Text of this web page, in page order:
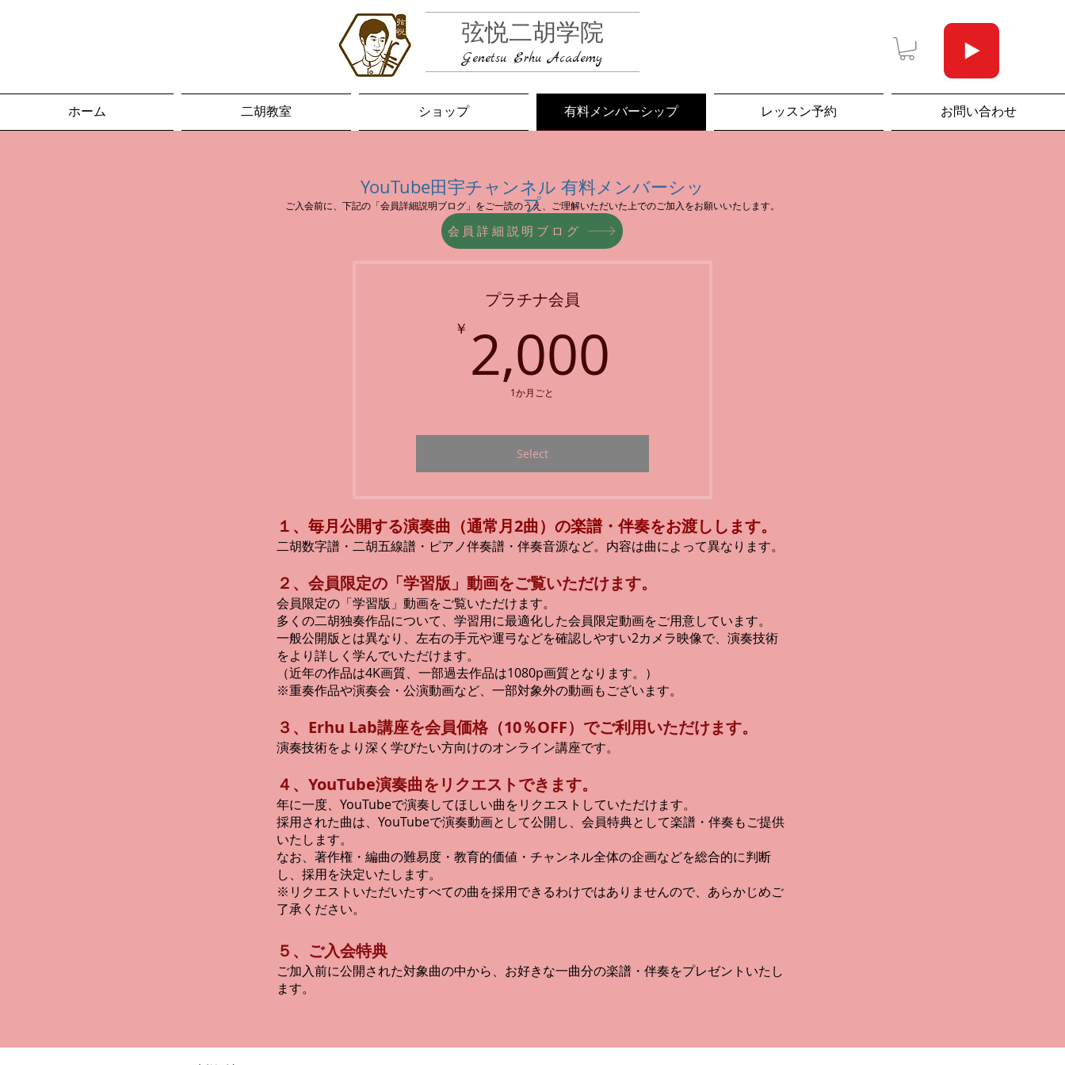
弦悦二胡学院
Genetsu Erhu Academy
ホーム 二胡教室 ショップ 有料メンバーシップ レッスン予約 お問い合わせ
YouTube田宇チャンネル 有料メンバーシッ
プ
プラチナ会員
￥ 2,000
1か月ごと
Select
ご入会前に、下記の「会員詳細説明ブログ」をご一読のうえ、ご理解いただいた上でのご加入をお願いいたします。
会員詳細説明ブログ
１、毎月公開する演奏曲（通常月2曲）の楽譜・伴奏をお渡しします。
二胡数字譜・二胡五線譜・ピアノ伴奏譜・伴奏音源など。内容は曲によって異なります。
２、会員限定の「学習版」動画をご覧いただけます。
会員限定の「学習版」動画をご覧いただけます。
多くの二胡独奏作品について、学習用に最適化した会員限定動画をご用意しています。
一般公開版とは異なり、左右の手元や運弓などを確認しやすい2カメラ映像で、演奏技術
をより詳しく学んでいただけます。
（近年の作品は4K画質、一部過去作品は1080p画質となります。）
※重奏作品や演奏会・公演動画など、一部対象外の動画もございます。
３、Erhu Lab講座を会員価格（10％OFF）でご利用いただけます。
演奏技術をより深く学びたい方向けのオンライン講座です。
４、YouTube演奏曲をリクエストできます。
年に一度、YouTubeで演奏してほしい曲をリクエストしていただけます。
採用された曲は、YouTubeで演奏動画として公開し、会員特典として楽譜・伴奏もご提供
いたします。
なお、著作権・編曲の難易度・教育的価値・チャンネル全体の企画などを総合的に判断
し、採用を決定いたします。
※リクエストいただいたすべての曲を採用できるわけではありませんので、あらかじめご
了承ください。
５、ご入会特典
ご加入前に公開された対象曲の中から、お好きな一曲分の楽譜・伴奏をプレゼントいたし
ます。